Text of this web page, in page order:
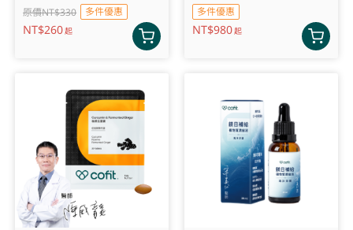
原價NT$330 多件優惠
NT$260起
多件優惠
NT$980起